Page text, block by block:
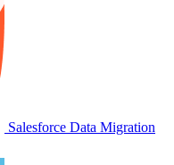
Salesforce Data Migration